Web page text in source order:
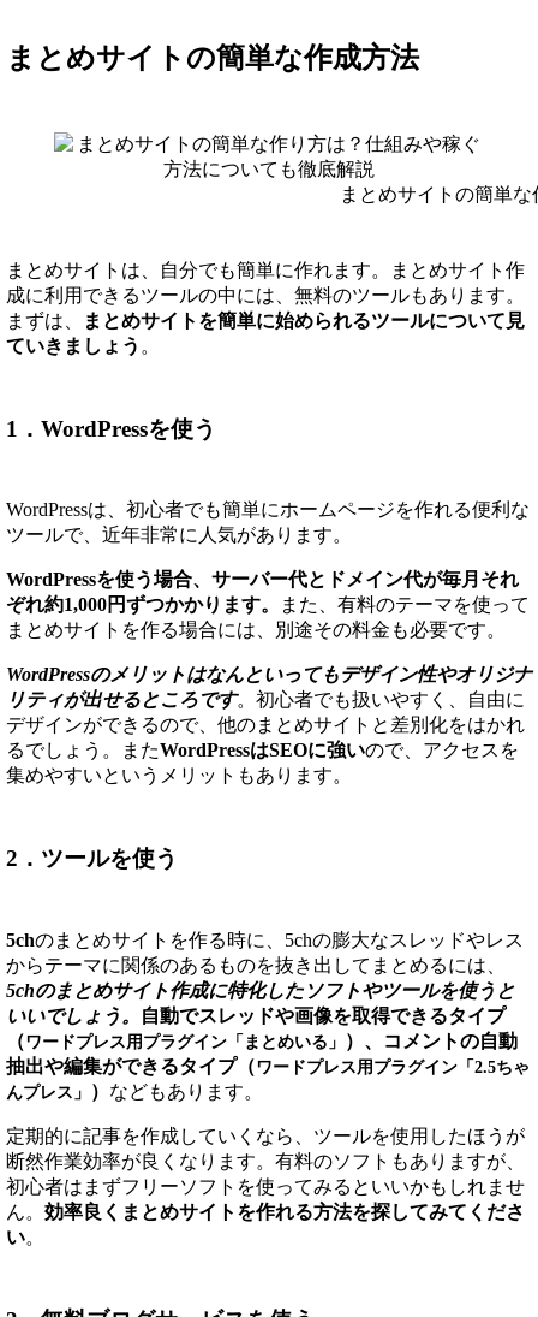
まとめサイトの簡単な作成方法
まとめサイトの簡単な
まとめサイトは、自分でも簡単に作れます。まとめサイト作
成に利用できるツールの中には、無料のツールもあります。
まずは、
まとめサイトを簡単に始められるツールについて見
ていきましょう 。
1．WordPressを使う
WordPressは、初心者でも簡単にホームページを作れる便利な
ツールで、近年非常に人気があります。
WordPressを使う場合、サーバー代とドメイン代が毎月それ
ぞれ約1,000円ずつかかります。
また、有料のテーマを使って
まとめサイトを作る場合には、別途その料金も必要です。
WordPressのメリットはなんといってもデザイン性やオリジナ
リティが出せるところです。初心者でも扱いやすく、自由に
デザインができるので、他のまとめサイトと差別化をはかれ
るでしょう。またWordPressはSEOに強いので、アクセスを
集めやすいというメリットもあります。
2．ツールを使う
5chのまとめサイトを作る時に、5chの膨大なスレッドやレス
からテーマに関係のあるものを抜き出してまとめるには、
5chのまとめサイト作成に特化したソフトやツールを使うと
いいでしょう。
自動でスレッドや画像を取得できるタイプ
（ワードプレス用プラグイン「まとめいる」 ）、コメントの自動
抽出や編集ができるタイプ（ワードプレス用プラグイン「2.5ちゃ
んプレス」 ） などもあります。
定期的に記事を作成していくなら、ツールを使用したほうが
断然作業効率が良くなります。有料のソフトもありますが、
初心者はまずフリーソフトを使ってみるといいかもしれませ
ん。 効率良くまとめサイトを作れる方法を探してみてくださ
い。